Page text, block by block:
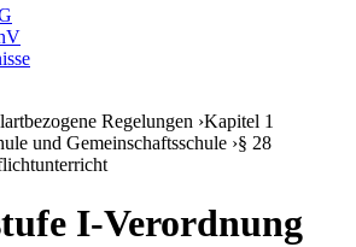
Regelungen ›Kapitel 1
und Gemeinschaftsschule ›§ 28
I-Verordnung